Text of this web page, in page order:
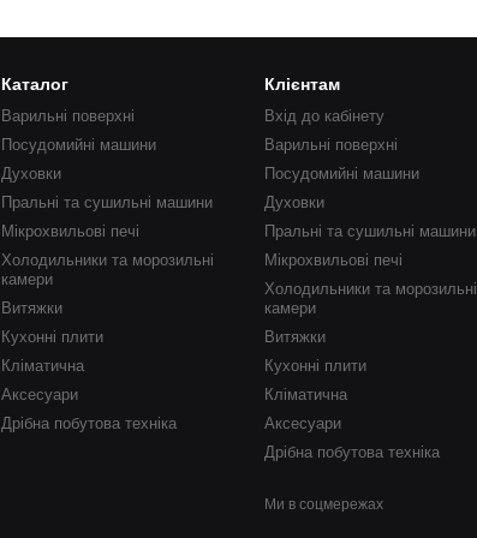
Каталог
Варильні поверхні
Посудомийні машини
Духовки
Пральні та сушильні машини
Мікрохвильові печі
Холодильники та морозильні
камери
Витяжки
Кухонні плити
Кліматична
Аксесуари
Дрібна побутова техніка
Клієнтам
Вхід до кабінету
Варильні поверхні
Посудомийні машини
Духовки
Пральні та сушильні машини
Мікрохвильові печі
Холодильники та морозильні
камери
Витяжки
Кухонні плити
Кліматична
Аксесуари
Дрібна побутова техніка
Ми в соцмережах